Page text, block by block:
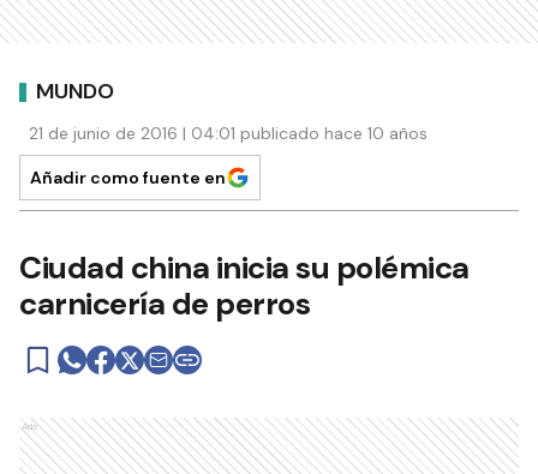
MUNDO
21 de junio de 2016 | 04:01 publicado hace 10 años
Añadir como fuente en
Ciudad china inicia su polémica
carnicería de perros
Ads